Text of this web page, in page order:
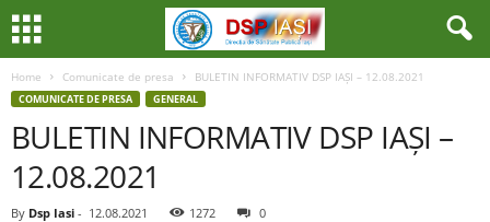
Home Comunicate de presa BULETIN INFORMATIV DSP IAȘI – 12.08.2021
COMUNICATE DE PRESA GENERAL
BULETIN INFORMATIV DSP IAȘI –
12.08.2021
By Dsp Iasi - 12.08.2021 1272 0